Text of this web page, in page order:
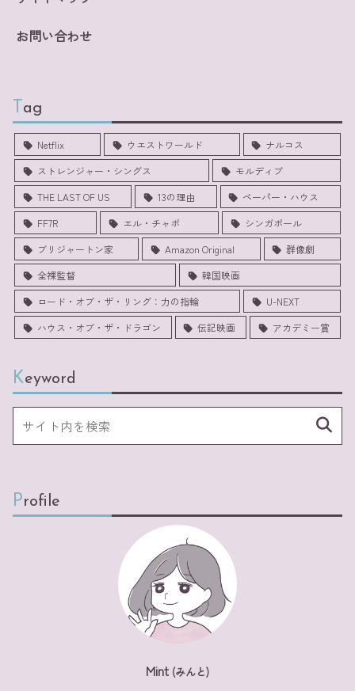
お問い合わせ
Tag
Netflix ウエストワールド
ナルコス
ストレンジャー・シングス
モルディブ
THE LAST OF US
13の理由
ペーパー・ハウス
FF7R
エル・チャポ
シンガポール
ブリジャートン家
Amazon Original
群像劇
全裸監督
韓国映画
ロード・オブ・ザ・リング：力の指輪
U-NEXT
ハウス・オブ・ザ・ドラゴン
伝記映画 アカデミー賞
Keyword
Profile
Mint (みんと)